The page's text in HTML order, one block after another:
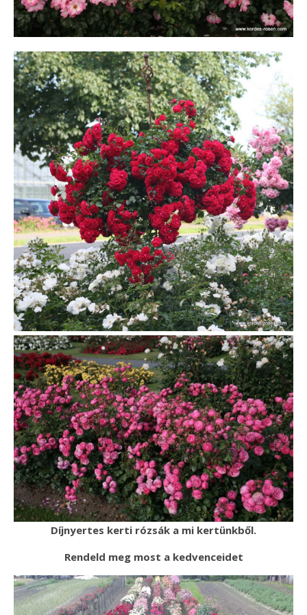
Díjnyertes kerti rózsák a mi kertünkből.
Rendeld meg most a kedvenceidet